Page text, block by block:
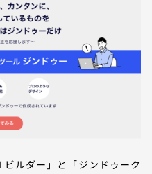
ルダー」と「ジンドゥーク